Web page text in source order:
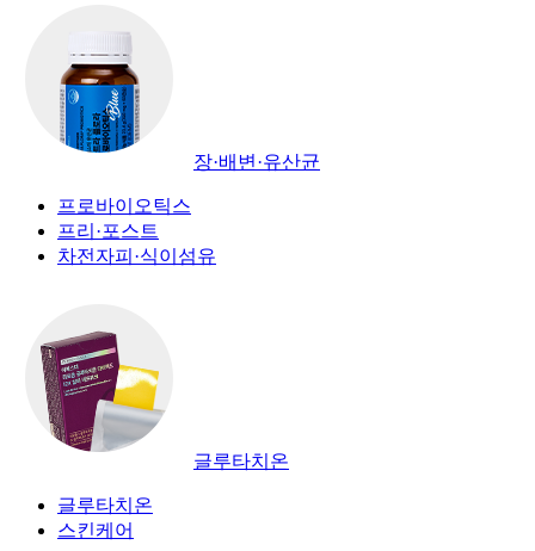
장·배변·유산균
프로바이오틱스
프리·포스트
차전자피·식이섬유
글루타치온
글루타치온
스킨케어